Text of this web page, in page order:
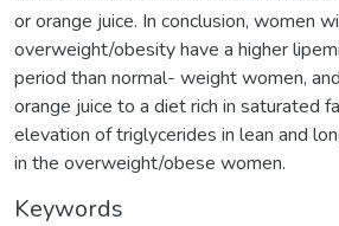
or orange juice. In conclusion, women
overweight/obesity have a higher
period than normal- weight women,
orange juice to a diet rich in saturated
elevation of triglycerides in lean and
in the overweight/obese women.
Keywords